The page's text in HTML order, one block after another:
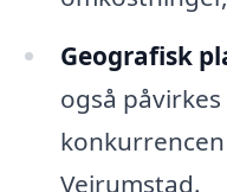
Geografisk
også
Vejrumstad.